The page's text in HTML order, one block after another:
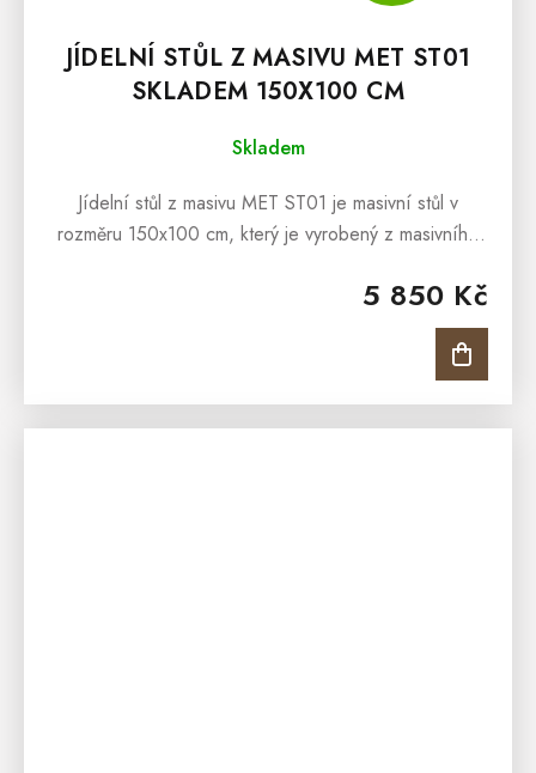
JÍDELNÍ STŮL Z MASIVU MET ST01
SKLADEM 150X100 CM
Skladem
5 850 Kč
Jídelní stůl z masivu MET ST01 je masivní stůl v
rozměru 150x100 cm, který je vyrobený z masivního
velice prostorný což ocení...